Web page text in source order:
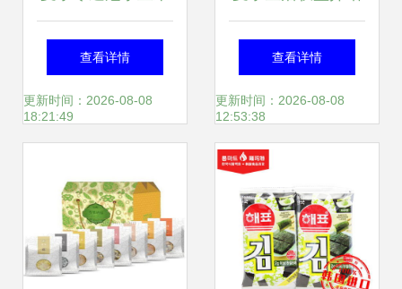
花 微波炉里的奶油
味时光
查看详情
更新时间：2026-08-08
18:21:49
【新手必看一】 麦
享零道全面解析
查看详情
更新时间：2026-08-08
12:53:38